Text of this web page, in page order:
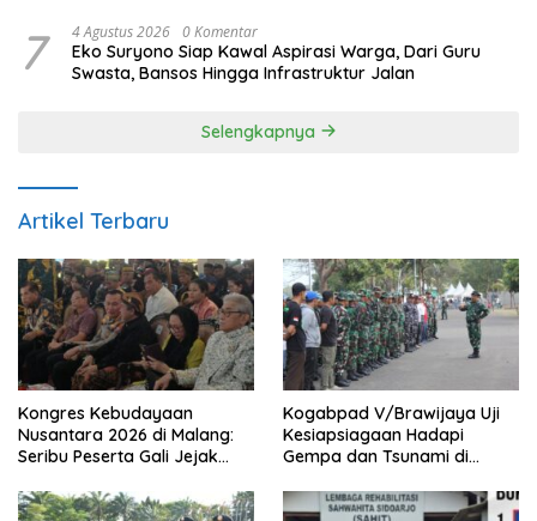
7 4 Agustus 2026 0 Komentar
Eko Suryono Siap Kawal Aspirasi Warga, Dari Guru
Swasta, Bansos Hingga Infrastruktur Jalan
Selengkapnya
Artikel Terbaru
Kongres Kebudayaan
Nusantara 2026 di Malang:
Seribu Peserta Gali Jejak
Budaya Indonesia
Kogabpad V/Brawijaya Uji
Kesiapsiagaan Hadapi
Gempa dan Tsunami di